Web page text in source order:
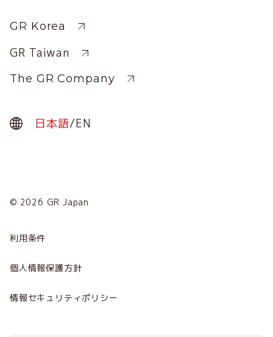
Sitewide
GR Korea
GR Taiwan
The GR Company
日本語/EN
© 2026 GR Japan
Term
利用条件
個人情報保護方針
情報セキュリティポリシー